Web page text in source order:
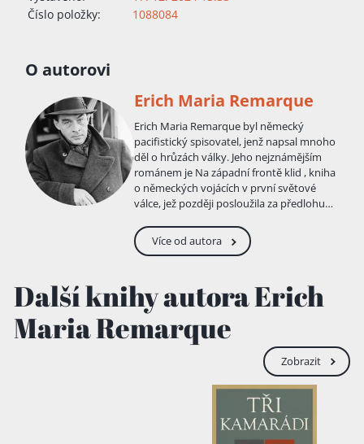
Číslo položky:
1088084
O autorovi
Erich Maria Remarque
Erich Maria Remarque byl německý
pacifistický spisovatel, jenž napsal mnoho
děl o hrůzách války. Jeho nejznámějším
románem je Na západní frontě klid , kniha
o německých vojácích v první světové
válce, jež později posloužila za předlohu
protiválečný přístup z něj udělal nepřítele
nacistického režimu. Narodil se 22. června
Franzi Remarkovi jako druhé nejstarší ze
čtyř dětí. Studoval na učitelském ústavu
v Münsteru. Roku 1916 odešel v 18 letech
do první světové války, na západní frontě
byl brzy vážně raněn a konec války prožil
v lazaretu v Duisburgu. Po návratu z války
měl problémy začlenit se do normální
společnosti. Vystřídal řadu povolání,
nejprve chtěl být hudebníkem a později
malířem. Pracoval též jako učitel,
Více od autora
Další knihy autora Erich
Maria Remarque
Zobrazit